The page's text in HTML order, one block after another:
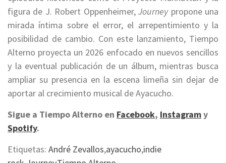
figura de J. Robert Oppenheimer,Journeypropone una
mirada íntima sobre el error, el arrepentimiento y la
posibilidad de cambio. Con este lanzamiento, Tiempo
Alterno proyecta un 2026 enfocado en nuevos sencillos
y la eventual publicación de un álbum, mientras busca
ampliar su presencia en la escena limeña sin dejar de
aportar al crecimiento musical de Ayacucho.
Sigue a Tiempo Alterno en Facebook, Instagramy
Spotify.
Etiquetas: André Zevallos,ayacucho,indie